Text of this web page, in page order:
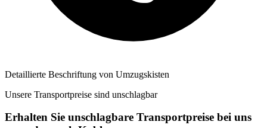
Detaillierte Beschriftung von Umzugskisten
Unsere Transportpreise sind unschlagbar
Erhalten Sie unschlagbare Transportpreise bei uns